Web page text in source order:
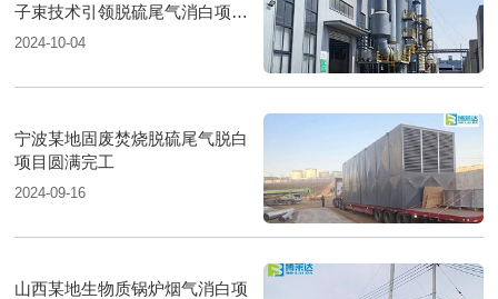
子束技术引领脱硫尾气消白项目
圆满落成
2024-10-04
宁波某地固废焚烧脱硫尾气脱白
项目圆满完工
2024-09-16
山西某地生物质锅炉烟气消白项